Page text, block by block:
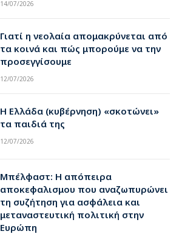
14/07/2026
Γιατί η νεολαία απομακρύνεται από
τα κοινά και πώς μπορούμε να την
προσεγγίσουμε
12/07/2026
Η Ελλάδα (κυβέρνηση) «σκοτώνει»
τα παιδιά της
12/07/2026
Μπέλφαστ: Η απόπειρα
αποκεφαλισμου που αναζωπυρώνει
τη συζήτηση για ασφάλεια και
μεταναστευτική πολιτική στην
Ευρώπη